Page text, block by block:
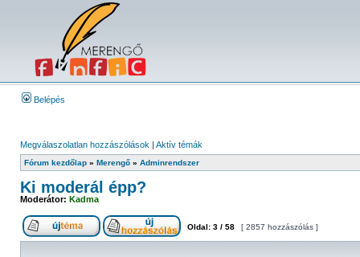
Belépés
Megválaszolatlan hozzászólások | Aktív témák
Fórum kezdőlap » Merengő » Adminrendszer
Ki moderál épp?
Moderátor: Kadma
Oldal: 3 / 58 [ 2857 hozzászólás ]